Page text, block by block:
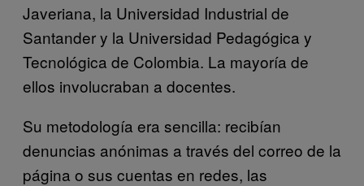
Javeriana, la Universidad Industrial de
Santander y la Universidad Pedagógica y
Tecnológica de Colombia. La mayoría de
ellos involucraban a docentes.
Su metodología era sencilla: recibían
denuncias anónimas a través del correo de la
página o sus cuentas en redes, las